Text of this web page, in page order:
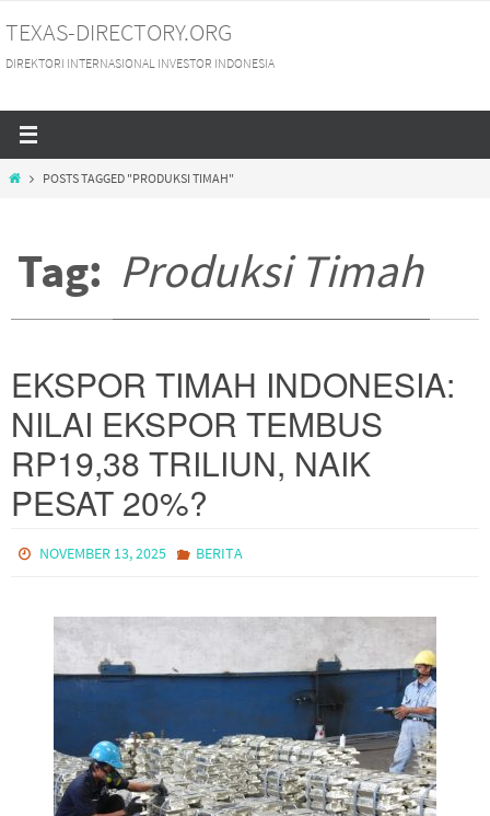
to
content
TEXAS-DIRECTORY.ORG
DIREKTORI INTERNASIONAL INVESTOR INDONESIA
HOMEPOSTS TAGGED "PRODUKSI TIMAH"
Tag: Produksi Timah
EKSPOR TIMAH INDONESIA:
NILAI EKSPOR TEMBUS
RP19,38 TRILIUN, NAIK
PESAT 20%?
NOVEMBER 13, 2025 BERITA